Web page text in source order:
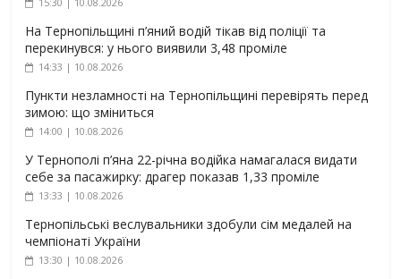
На Тернопільщині п’яний водій тікав від поліції та
перекинувся: у нього виявили 3,48 проміле
14:33 | 10.08.2026
Пункти незламності на Тернопільщині перевірять перед
зимою: що зміниться
14:00 | 10.08.2026
У Тернополі п’яна 22-річна водійка намагалася видати
себе за пасажирку: драгер показав 1,33 проміле
13:33 | 10.08.2026
Тернопільські веслувальники здобули сім медалей на
чемпіонаті України
13:30 | 10.08.2026